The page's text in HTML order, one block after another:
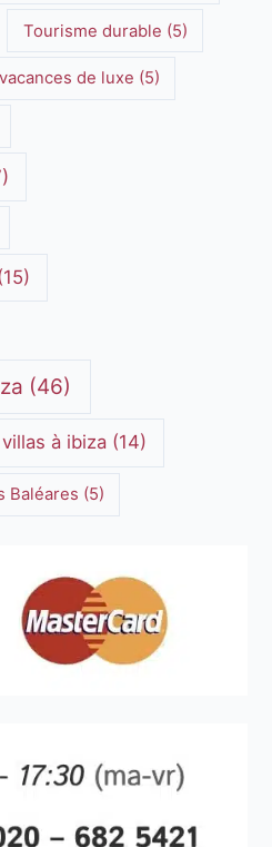
Tourisme durable (5)
vacances de luxe (5)
(46)
villas à ibiza(14)
Baléares (5)